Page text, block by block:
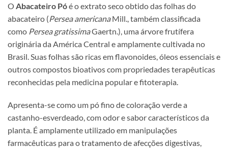
O Abacateiro Póé o extrato seco obtido das folhas do
abacateiro (Persea americanaMill., também classificada
como Persea gratissimaGaertn.), uma árvore frutífera
originária da América Central e amplamente cultivada no
Brasil. Suas folhas são ricas em flavonoides, óleos essenciais e
outros compostos bioativos com propriedades terapêuticas
reconhecidas pela medicina popular e fitoterapia.
Apresenta-se como um pó fino de coloração verde a
castanho-esverdeado, com odor e sabor característicos da
planta. É amplamente utilizado em manipulações
farmacêuticas para o tratamento de afecções digestivas,